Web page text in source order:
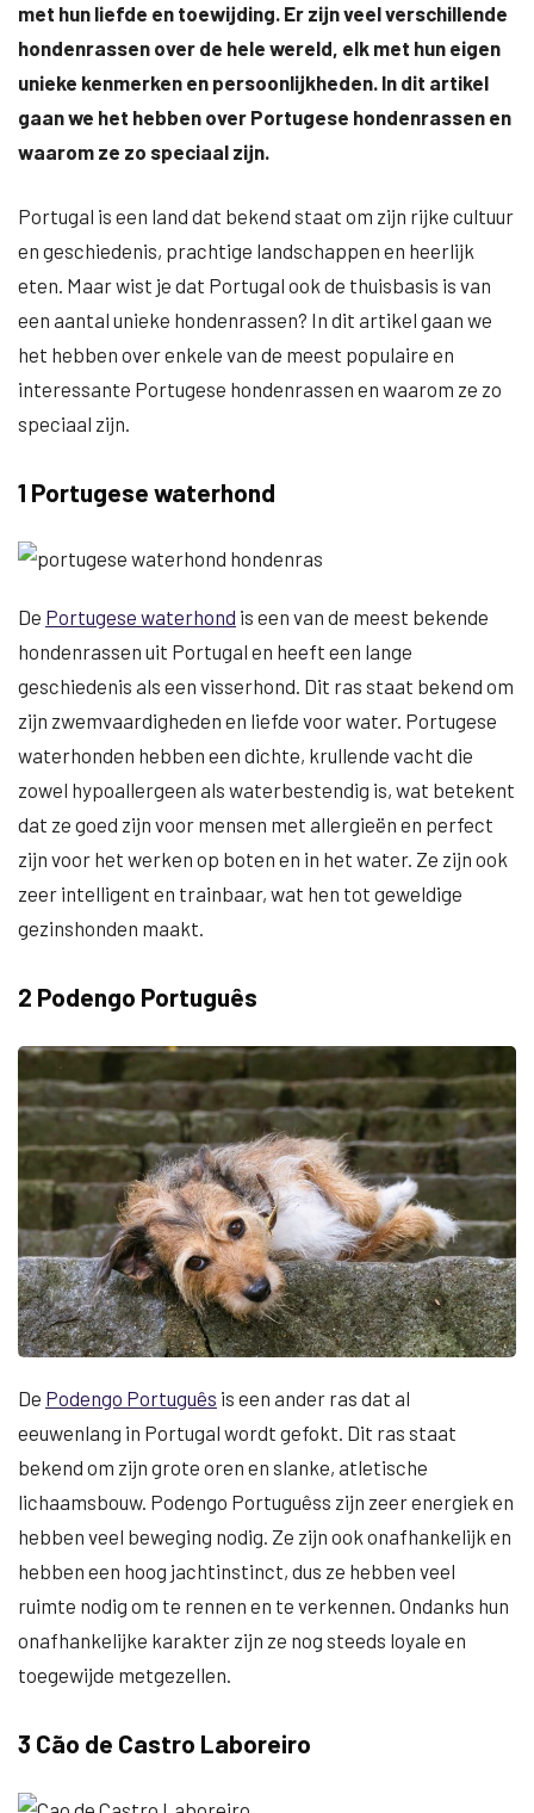
met hun liefde en toewijding. Er zijn veel verschillende
hondenrassen over de hele wereld, elk met hun eigen
unieke kenmerken en persoonlijkheden. In dit artikel
gaan we het hebben over Portugese hondenrassen en
waarom ze zo speciaal zijn.
Portugal is een land dat bekend staat om zijn rijke cultuur
en geschiedenis, prachtige landschappen en heerlijk
eten. Maar wist je dat Portugal ook de thuisbasis is van
een aantal unieke hondenrassen? In dit artikel gaan we
het hebben over enkele van de meest populaire en
interessante Portugese hondenrassen en waarom ze zo
speciaal zijn.
1 Portugese waterhond
De Portugese waterhond is een van de meest bekende
hondenrassen uit Portugal en heeft een lange
geschiedenis als een visserhond. Dit ras staat bekend om
zijn zwemvaardigheden en liefde voor water. Portugese
waterhonden hebben een dichte, krullende vacht die
zowel hypoallergeen als waterbestendig is, wat betekent
dat ze goed zijn voor mensen met allergieën en perfect
zijn voor het werken op boten en in het water. Ze zijn ook
zeer intelligent en trainbaar, wat hen tot geweldige
gezinshonden maakt.
2 Podengo Português
De Podengo Português is een ander ras dat al
eeuwenlang in Portugal wordt gefokt. Dit ras staat
bekend om zijn grote oren en slanke, atletische
lichaamsbouw. Podengo Portuguêss zijn zeer energiek en
hebben veel beweging nodig. Ze zijn ook onafhankelijk en
hebben een hoog jachtinstinct, dus ze hebben veel
ruimte nodig om te rennen en te verkennen. Ondanks hun
onafhankelijke karakter zijn ze nog steeds loyale en
toegewijde metgezellen.
3 Cão de Castro Laboreiro